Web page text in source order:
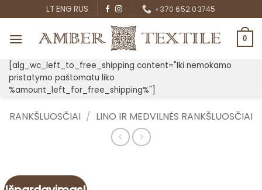
to
content
LT ENG RUS +370 652 03745
0
[alg_wc_left_to_free_shipping content="Iki nemokamo
pristatymo paštomatu liko
%amount_left_for_free_shipping%"]
RANKŠLUOSČIAI / LINO IR MEDVILNĖS RANKŠLUOSČIAI